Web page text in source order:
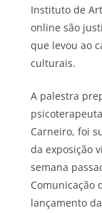
Instituto de
online são
que levou ao
culturais.
A palestra
Carneiro, foi
da exposição
semana
Comunicação
lançamento